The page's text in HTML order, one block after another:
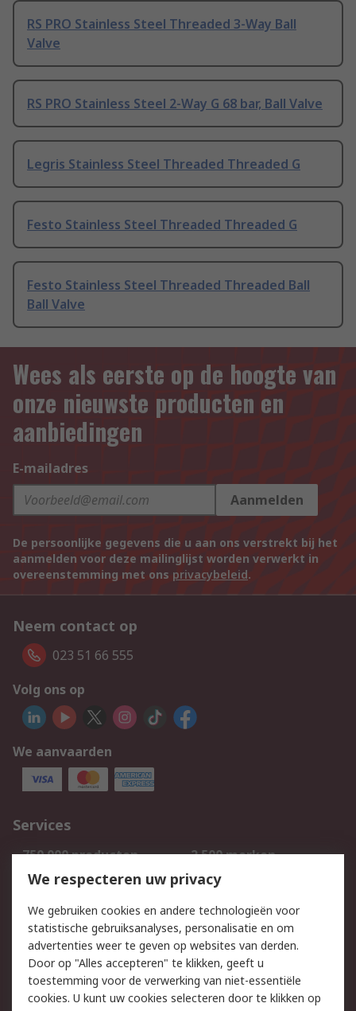
RS PRO Stainless Steel Threaded 3-Way Ball
Valve
RS PRO Stainless Steel 2-Way G 68 bar, Ball Valve
Legris Stainless Steel Threaded Threaded G
Festo Stainless Steel Threaded Threaded G
Festo Stainless Steel Threaded Threaded Ball
Ball Valve
Wees als eerste op de hoogte van
onze nieuwste producten en
aanbiedingen
E-mailadres
Aanmelden
De persoonlijke gegevens die u aan ons verstrekt bij het
aanmelden voor deze mailinglijst worden verwerkt in
overeenstemming met ons privacybeleid.
Neem contact op
023 51 66 555
Volg ons op
We aanvaarden
Services
750.000 producten
2.500 merken
Bestellen
Inkoopoplossingen
Track & Trace
Wettelijk
Cookiebeleid
Email veiligheid
We respecteren uw privacy
We gebruiken cookies en andere technologieën voor
statistische gebruiksanalyses, personalisatie en om
advertenties weer te geven op websites van derden.
Door op "Alles accepteren" te klikken, geeft u
toestemming voor de verwerking van niet-essentiële
cookies. U kunt uw cookies selecteren door te klikken op